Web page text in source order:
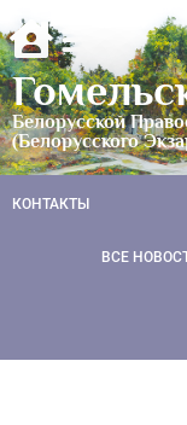
Белорусской
(Белорусского
КОНТАКТЫ
ВСЕ